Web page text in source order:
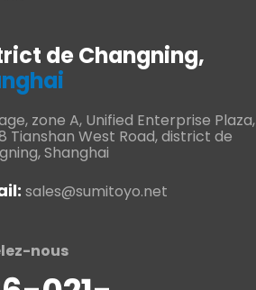
de Changning,
zone A, Unified Enterprise Plaza,
Tianshan West Road, district de
Shanghai
sales@sumitoyo.net
nous